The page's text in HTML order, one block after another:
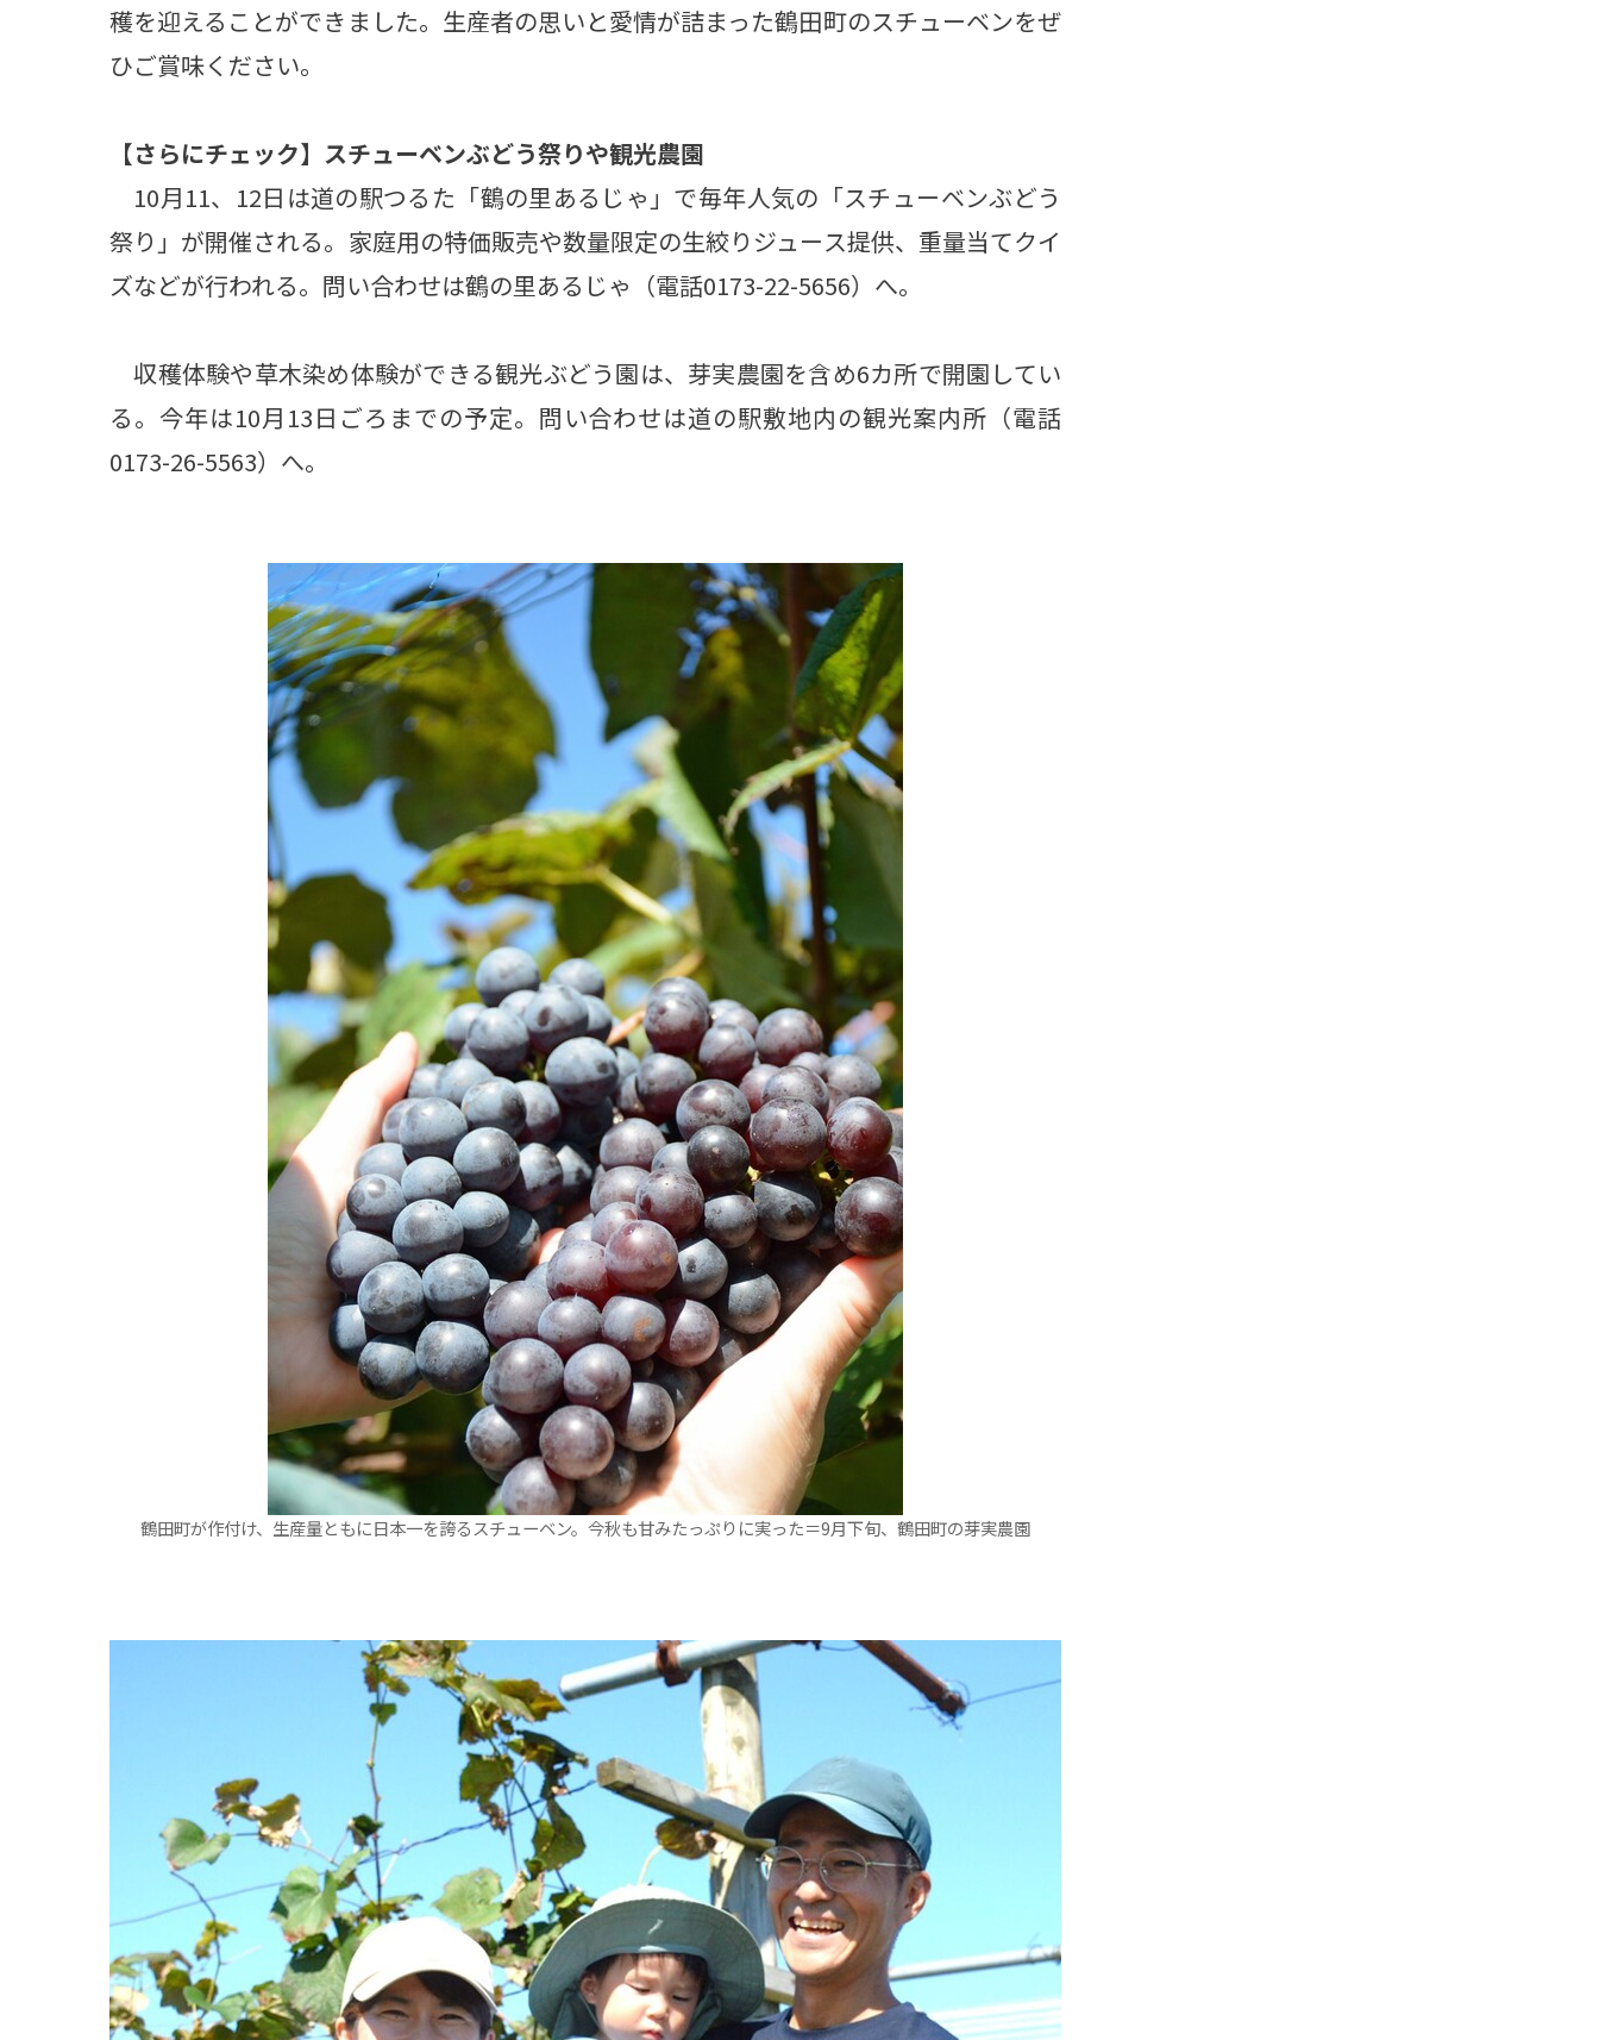
穫を迎えることができました。生産者の思いと愛情が詰まった鶴田町のスチューベンをぜ
ひご賞味ください。
【さらにチェック】スチューベンぶどう祭りや観光農園
10月11、12日は道の駅つるた「鶴の里あるじゃ」で毎年人気の「スチューベンぶどう
祭り」が開催される。家庭用の特価販売や数量限定の生絞りジュース提供、重量当てクイ
ズなどが行われる。問い合わせは鶴の里あるじゃ（電話0173-22-5656）へ。
収穫体験や草木染め体験ができる観光ぶどう園は、芽実農園を含め6カ所で開園してい
る。今年は10月13日ごろまでの予定。問い合わせは道の駅敷地内の観光案内所（電話
0173-26-5563）へ。
鶴田町が作付け、生産量ともに日本一を誇るスチューベン。今秋も甘みたっぷりに実った＝9月下旬、鶴田町の芽実農園